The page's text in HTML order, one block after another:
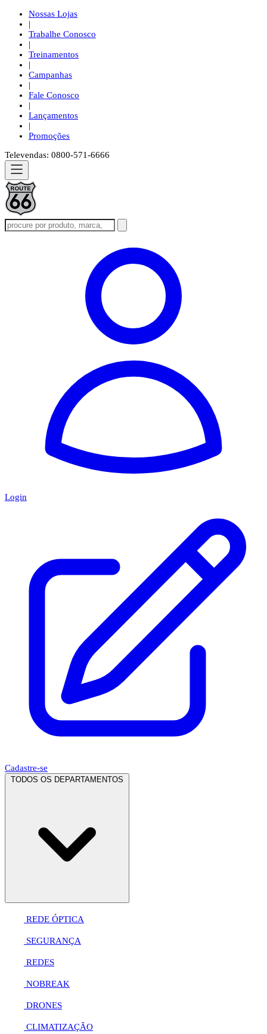
Nossas Lojas
|
Trabalhe Conosco
|
Treinamentos
|
Campanhas
|
Fale Conosco
|
Lançamentos
|
Promoções
Televendas: 0800-571-6666
Login
Cadastre-se
TODOS OS DEPARTAMENTOS
REDE ÓPTICA
SEGURANÇA
REDES
NOBREAK
DRONES
CLIMATIZAÇÃO